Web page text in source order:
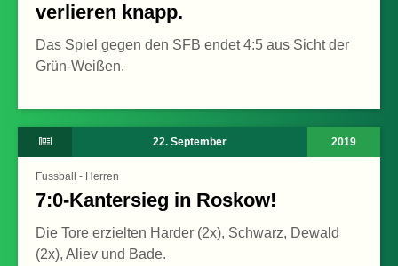
verlieren knapp.
Das Spiel gegen den SFB endet 4:5 aus Sicht der
Grün-Weißen.
22. September 2019
Fussball - Herren
7:0-Kantersieg in Roskow!
Die Tore erzielten Harder (2x), Schwarz, Dewald
(2x), Aliev und Bade.